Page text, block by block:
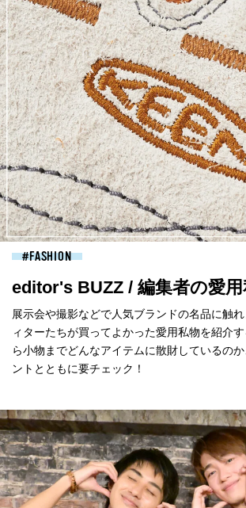
FASHION
editor's BUZZ / 編集者の愛
展示会や撮影などで人気ブランドの名品に触
ィターたちが買ってよかった愛用私物を紹介
ら小物までどんなアイテムに散財しているの
ントとともに要チェック！